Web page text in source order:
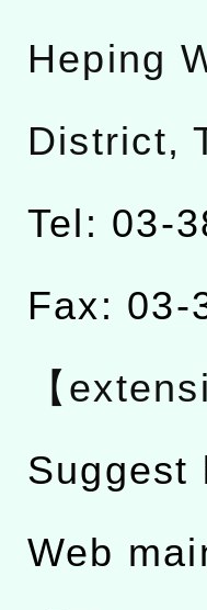
Heping
District,
Tel: 03-
Fax: 03-
【
Suggest
Web